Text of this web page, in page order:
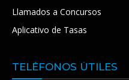
Llamados a Concursos
Aplicativo de Tasas
TELÉFONOS ÚTILES